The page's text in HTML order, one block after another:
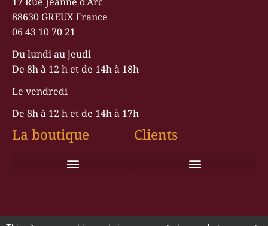
88630 GREUX France
06 43 10 70 21
Du lundi au jeudi
De 8h à 12 h et de 14h à 18h
Le vendredi
De 8h à 12 h et de 14h à 17h
La boutique Clients